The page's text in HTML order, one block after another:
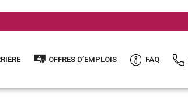
OFFRES D’EMPLOIS FAQ